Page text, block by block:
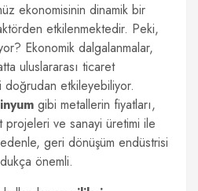
ekonomisinin dinamik bir
etkilenmektedir. Peki,
Ekonomik dalgalanmalar,
uluslararası ticaret
etkileyebiliyor.
gibi metallerin fiyatları,
projeleri ve sanayi üretimi ile
geri dönüşüm endüstrisi
önemli.